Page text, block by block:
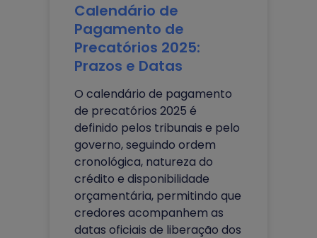
Calendário de
Pagamento de
Precatórios 2025:
Prazos e Datas
O calendário de pagamento
de precatórios 2025 é
definido pelos tribunais e pelo
governo, seguindo ordem
cronológica, natureza do
crédito e disponibilidade
orçamentária, permitindo que
credores acompanhem as
datas oficiais de liberação dos